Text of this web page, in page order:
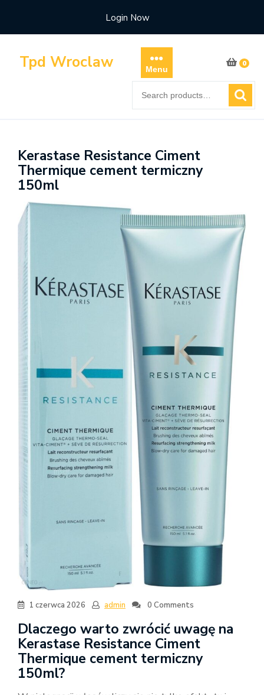
content
Login Now
Tpd Wroclaw Menu
0
for:
Kerastase Resistance Ciment
Thermique cement termiczny
150ml
1 czerwca 2026 admin 0 Comments
Dlaczego warto zwrócić uwagę na
Kerastase Resistance Ciment
Thermique cement termiczny
150ml?